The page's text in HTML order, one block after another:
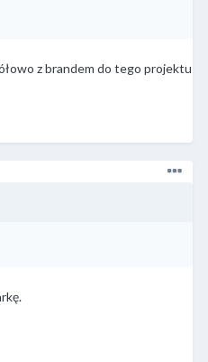
z brandem do tego projektu